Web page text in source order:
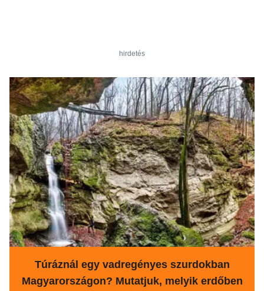
hirdetés
Túráznál egy vadregényes szurdokban
Magyarországon? Mutatjuk, melyik erdőben